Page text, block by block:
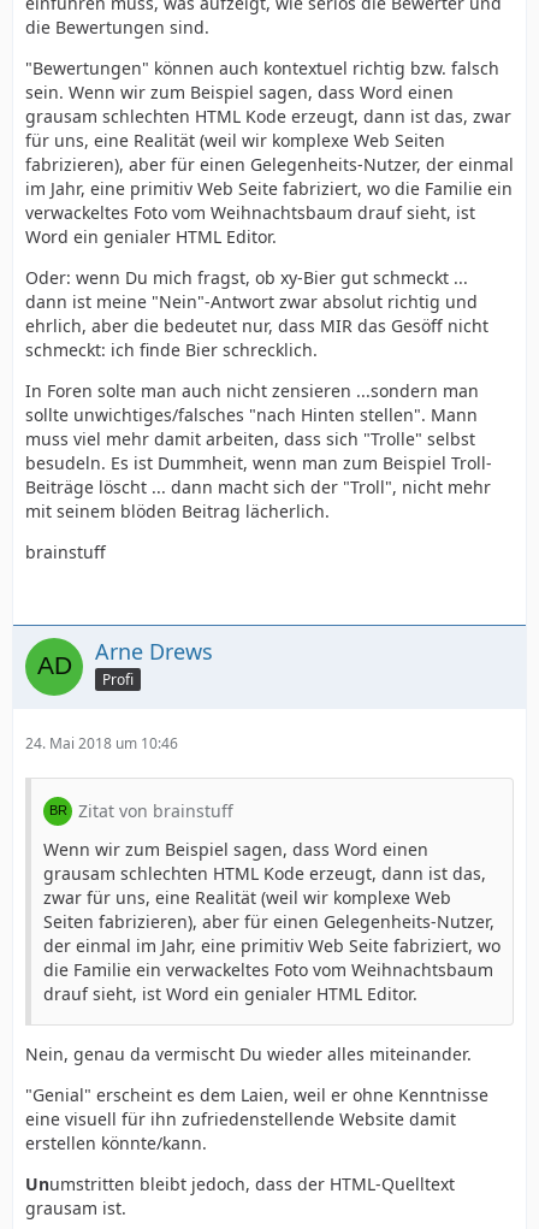
die Bewertungen sind.
"Bewertungen" können auch kontextuel richtig bzw. falsch
sein. Wenn wir zum Beispiel sagen, dass Word einen
grausam schlechten HTML Kode erzeugt, dann ist das, zwar
für uns, eine Realität (weil wir komplexe Web Seiten
fabrizieren), aber für einen Gelegenheits-Nutzer, der einmal
im Jahr, eine primitiv Web Seite fabriziert, wo die Familie ein
verwackeltes Foto vom Weihnachtsbaum drauf sieht, ist
Word ein genialer HTML Editor.
Oder: wenn Du mich fragst, ob xy-Bier gut schmeckt ...
dann ist meine "Nein"-Antwort zwar absolut richtig und
ehrlich, aber die bedeutet nur, dass MIR das Gesöff nicht
schmeckt: ich finde Bier schrecklich.
In Foren solte man auch nicht zensieren ...sondern man
sollte unwichtiges/falsches "nach Hinten stellen". Mann
muss viel mehr damit arbeiten, dass sich "Trolle" selbst
besudeln. Es ist Dummheit, wenn man zum Beispiel Troll-
Beiträge löscht ... dann macht sich der "Troll", nicht mehr
mit seinem blöden Beitrag lächerlich.
brainstuff
Arne Drews
Profi
24. Mai 2018 um 10:46
Zitat von brainstuff
Wenn wir zum Beispiel sagen, dass Word einen
grausam schlechten HTML Kode erzeugt, dann ist das,
zwar für uns, eine Realität (weil wir komplexe Web
Seiten fabrizieren), aber für einen Gelegenheits-Nutzer,
der einmal im Jahr, eine primitiv Web Seite fabriziert, wo
die Familie ein verwackeltes Foto vom Weihnachtsbaum
drauf sieht, ist Word ein genialer HTML Editor.
Nein, genau da vermischt Du wieder alles miteinander.
"Genial" erscheint es dem Laien, weil er ohne Kenntnisse
eine visuell für ihn zufriedenstellende Website damit
erstellen könnte/kann.
Unumstritten bleibt jedoch, dass der HTML-Quelltext
grausam ist.